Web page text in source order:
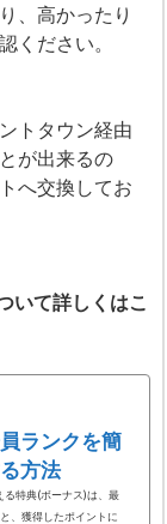
、高かったり
ください。
トタウン経由
が出来るの
へ交換してお
いて詳しくはこ
ランクを簡
方法
る特典(ボーナス)は、最
、獲得したポイントに